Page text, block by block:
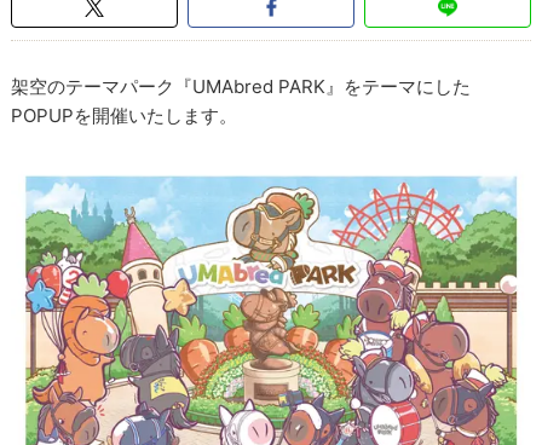
架空のテーマパーク『UMAbred PARK』をテーマにした
POPUPを開催いたします。